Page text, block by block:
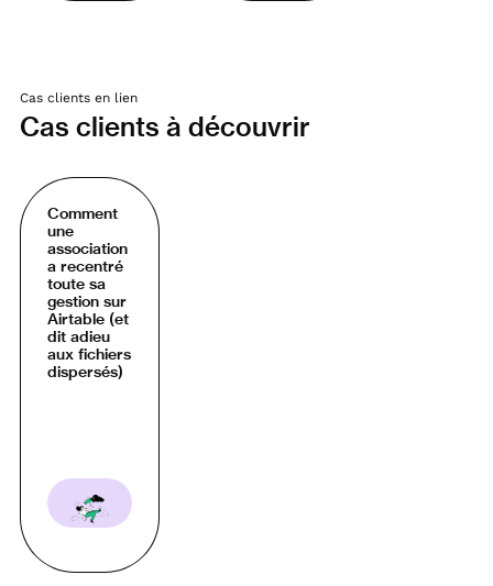
Cas clients en lien
Cas clients à découvrir
Comment
une
association
a recentré
toute sa
gestion sur
Airtable (et
dit adieu
aux fichiers
dispersés)